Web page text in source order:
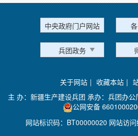
中央政府门户网站
兵团政务
关于网站 | 收藏本站 |
主 办：新疆生产建设兵团 承办：兵团办公
公网安备
网站标识码：BT00000020 网站访问